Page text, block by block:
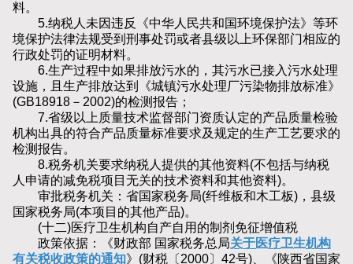
料。
5.纳税人未因违反《中华人民共和国环境保护法》等环
境保护法律法规受到刑事处罚或者县级以上环保部门相应的
行政处罚的证明材料。
6.生产过程中如果排放污水的，其污水已接入污水处理
设施，且生产排放达到《城镇污水处理厂污染物排放标准》
(GB18918－2002)的检测报告；
7.省级以上质量技术监督部门资质认定的产品质量检验
机构出具的符合产品质量标准要求及规定的生产工艺要求的
检测报告。
8.税务机关要求纳税人提供的其他资料(不包括与纳税
人申请的减免税项目无关的技术资料和其他资料)。
审批税务机关：省国家税务局(纤维板和木工板)，县级
国家税务局(本项目的其他产品)。
(十二)医疗卫生机构自产自用的制剂免征增值税
政策依据：《财政部 国家税务总局关于医疗卫生机构
有关税收政策的通知》(财税〔2000〕42号)、《陕西省国家